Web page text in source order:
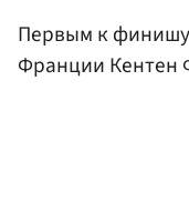
Первым к
Франции Кентен